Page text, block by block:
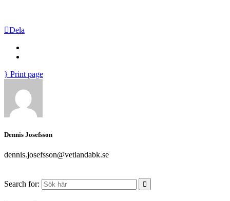
Dela
Print page
Dennis Josefsson
dennis.josefsson@vetlandabk.se
Search for: